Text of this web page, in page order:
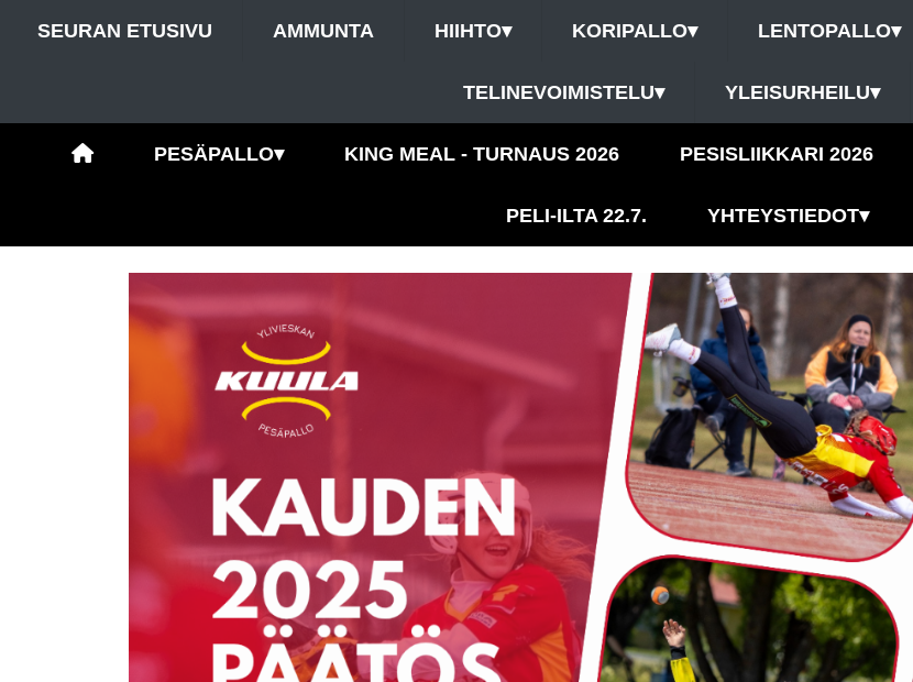
SEURAN ETUSIVU AMMUNTA HIIHTO▾ KORIPALLO▾ LENTOPALLO▾
TELINEVOIMISTELU▾ YLEISURHEILU▾
PESÄPALLO▾ KING MEAL - TURNAUS 2026 PESISLIIKKARI 2026
PELI-ILTA 22.7. YHTEYSTIEDOT▾